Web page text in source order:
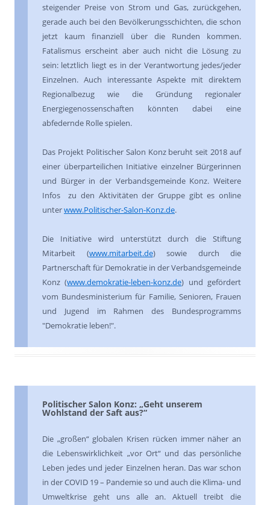
steigender Preise von Strom und Gas, zurückgehen,
gerade auch bei den Bevölkerungsschichten, die schon
jetzt kaum finanziell über die Runden kommen.
Fatalismus erscheint aber auch nicht die Lösung zu
sein: letztlich liegt es in der Verantwortung jedes/jeder
Einzelnen. Auch interessante Aspekte mit direktem
Regionalbezug wie die Gründung regionaler
Energiegenossenschaften könnten dabei eine
abfedernde Rolle spielen.
Das Projekt Politischer Salon Konz beruht seit 2018 auf
einer überparteilichen Initiative einzelner Bürgerinnen
und Bürger in der Verbandsgemeinde Konz. Weitere
Infos zu den Aktivitäten der Gruppe gibt es online
unterwww.Politischer-Salon-Konz.de.
Die Initiative wird unterstützt durch die Stiftung
Mitarbeit (www.mitarbeit.de) sowie durch die
Partnerschaft für Demokratie in der Verbandsgemeinde
Konz (www.demokratie-leben-konz.de) und gefördert
vom Bundesministerium für Familie, Senioren, Frauen
und Jugend im Rahmen des Bundesprogramms
"Demokratie leben!".
Politischer Salon Konz: „Geht unserem
Wohlstand der Saft aus?“
Die „großen“ globalen Krisen rücken immer näher an
die Lebenswirklichkeit „vor Ort“ und das persönliche
Leben jedes und jeder Einzelnen heran. Das war schon
in der COVID 19 – Pandemie so und auch die Klima- und
Umweltkrise geht uns alle an. Aktuell treibt die